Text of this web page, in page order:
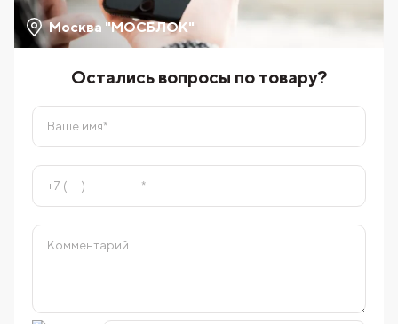
Москва "МОСБЛОК"
Остались вопросы по товару?